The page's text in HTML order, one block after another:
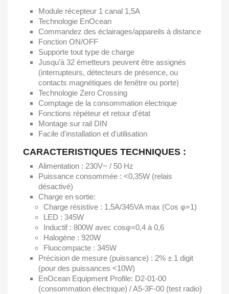
Module récepteur 1 canal 1,5A
Technologie EnOcean
Commandez des éclairages/appareils à distance
Fonction ON/OFF
Supporte tout type de charge
Jusqu’à 32 émetteurs peuvent être assignés
(interrupteurs, détecteurs de présence, ou
contacts magnétiques de fenêtre ou porte)
Technologie Zero Crossing
Comptage de la consommation électrique
Fonctions répéteur et retour d'état
Montage sur rail DIN
Facile d'installation et d'utilisation
CARACTERISTIQUES TECHNIQUES :
Alimentation : 230V~ / 50 Hz
Puissance consommée : <0,35W (relais
désactivé)
Charge en sortie:
Charge résistive : 1,5A/345VA max (Cos φ=1)
LED : 345W
Inductif : 800W avec cosφ=0,4 à 0,6
Halogène : 920W
Fluocompacte : 345W
Précision de mesure (puissance) : 2% ± 1 digit
(pour des puissances <10W)
EnOcean Equipment Profile: D2-01-00
(consommation électrique) / A5-3F-00 (test radio)